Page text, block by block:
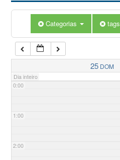
Categorias tags
25 DOM
Dia inteiro
0:00
1:00
2:00